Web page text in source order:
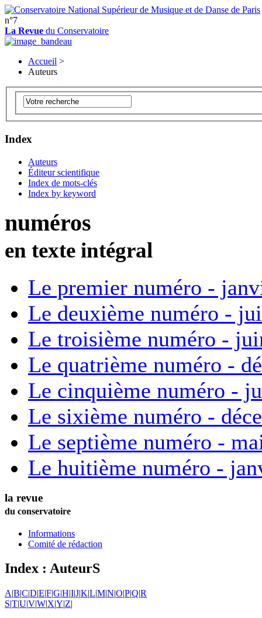
n°7
La Revue du Conservatoire
Accueil >
Auteurs
Index
Auteurs
Éditeur scientifique
Index de mots-clés
Index by keyword
numéros
en texte intégral
Le premier numéro -
Le deuxième numéro -
Le troisième numéro -
Le quatrième numéro -
Le cinquième numéro -
Le sixième numéro -
Le septième numéro -
Le huitième numéro -
la revue
du conservatoire
Informations
Comité de rédaction
Index : AuteurS
A|B|C|D|E|F|G|H|I|J|K|L|M|N|O|P|Q|R
S|T|U|V|W|X|Y|Z|